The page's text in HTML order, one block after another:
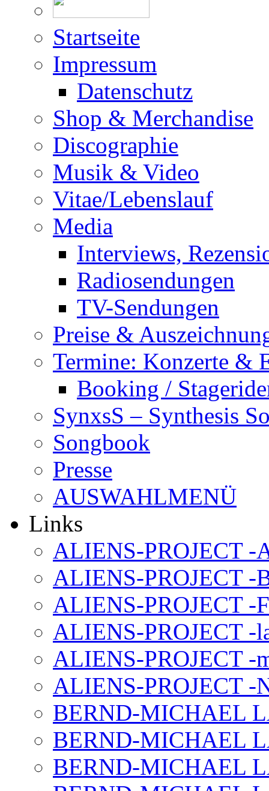
Startseite
Impressum
Datenschutz
Shop & Merchandise
Discographie
Musik & Video
Vitae/Lebenslauf
Media
Interviews,
Radiosendungen
TV-Sendungen
Preise &
Termine: Konzerte &
Booking /
SynxsS – Synthesis
Songbook
Presse
AUSWAHLMENÜ
Links
ALIENS-PROJECT -
ALIENS-PROJECT -
ALIENS-PROJECT -
ALIENS-PROJECT -
ALIENS-PROJECT -
ALIENS-PROJECT -
BERND-MICHAEL
BERND-MICHAEL
BERND-MICHAEL